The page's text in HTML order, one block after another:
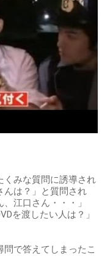
くみな質問に誘導され
んは？」と質問され
江口さん・・・」
を渡したい人は？」
で答えてしまったこ